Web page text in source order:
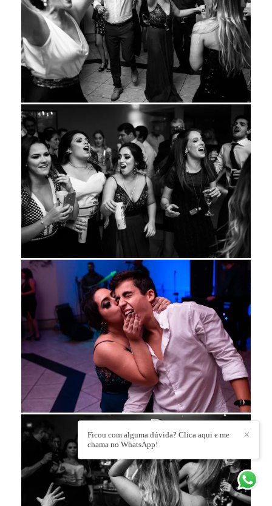
✕
Ficou com alguma dúvida? Clica aqui e me
chama no WhatsApp!